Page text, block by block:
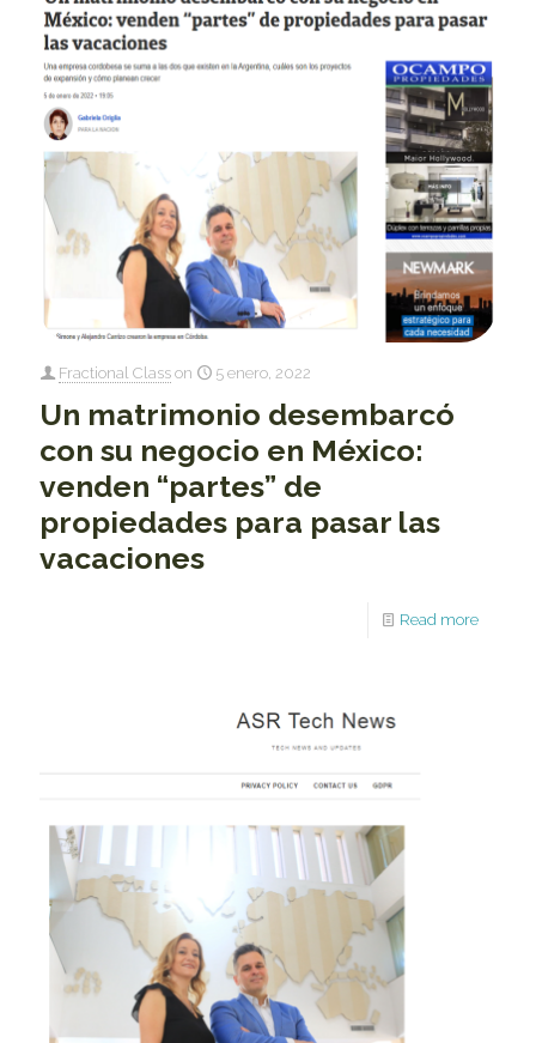
Fractional Class on 5 enero, 2022
Un matrimonio desembarcó
con su negocio en México:
venden “partes” de
propiedades para pasar las
vacaciones
Read more